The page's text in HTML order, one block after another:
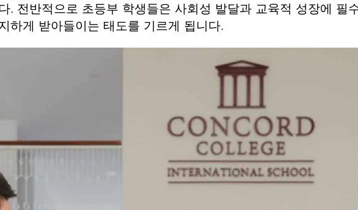
. 전반적으로 초등부 학생들은 사회성 발달과 교육적 성장에 필
하게 받아들이는 태도를 기르게 됩니다.